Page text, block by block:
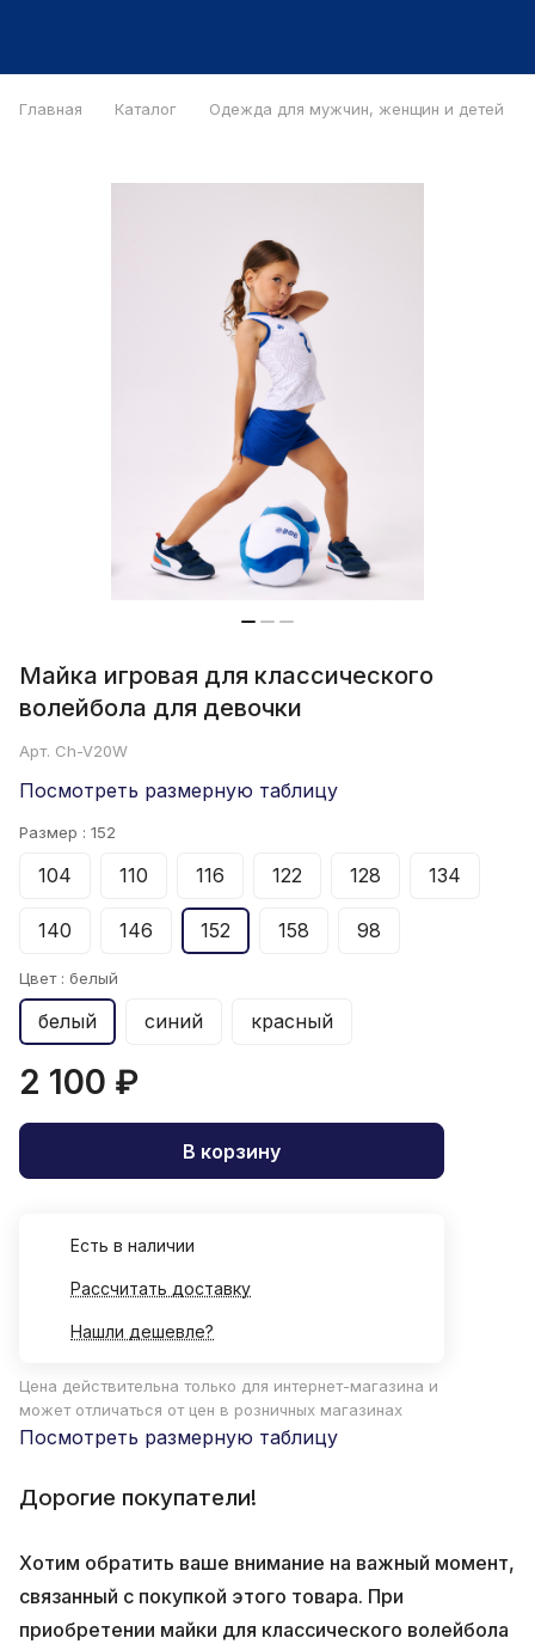
Главная Каталог Одежда для мужчин, женщин и детей
Майка игровая для классического
волейбола для девочки
Арт. Ch-V20W
Посмотреть размерную таблицу
Размер : 152
104 110 116 122 128 134
140 146 152 158 98
Цвет : белый
белый синий красный
2 100 ₽
В корзину
Есть в наличии
Рассчитать доставку
Нашли дешевле?
Цена действительна только для интернет-магазина и
может отличаться от цен в розничных магазинах
Посмотреть размерную таблицу
Дорогие покупатели!
Хотим обратить ваше внимание на важный момент,
связанный с покупкой этого товара. При
приобретении майки для классического волейбола